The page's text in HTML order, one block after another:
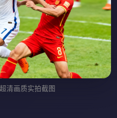
清画质实拍截图